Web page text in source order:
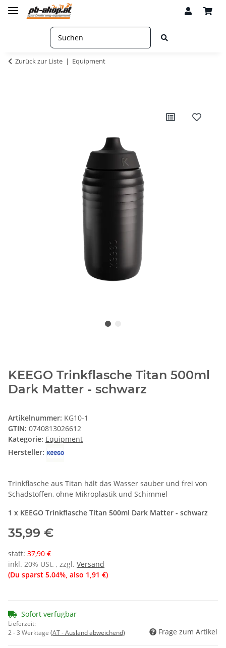
Zurück zur Liste Equipment
KEEGO Trinkflasche Titan 500ml
Dark Matter - schwarz
Artikelnummer: KG10-1
GTIN: 0740813026612
Kategorie: Equipment
Hersteller:
Trinkflasche aus Titan hält das Wasser sauber und frei von
Schadstoffen, ohne Mikroplastik und Schimmel
1 x KEEGO Trinkflasche Titan 500ml Dark Matter - schwarz
35,99 €
statt: 37,90 €
inkl. 20% USt. , zzgl. Versand
(Du sparst 5.04%, also 1,91 €)
Sofort verfügbar
Lieferzeit:
2 - 3 Werktage (AT - Ausland abweichend) Frage zum Artikel